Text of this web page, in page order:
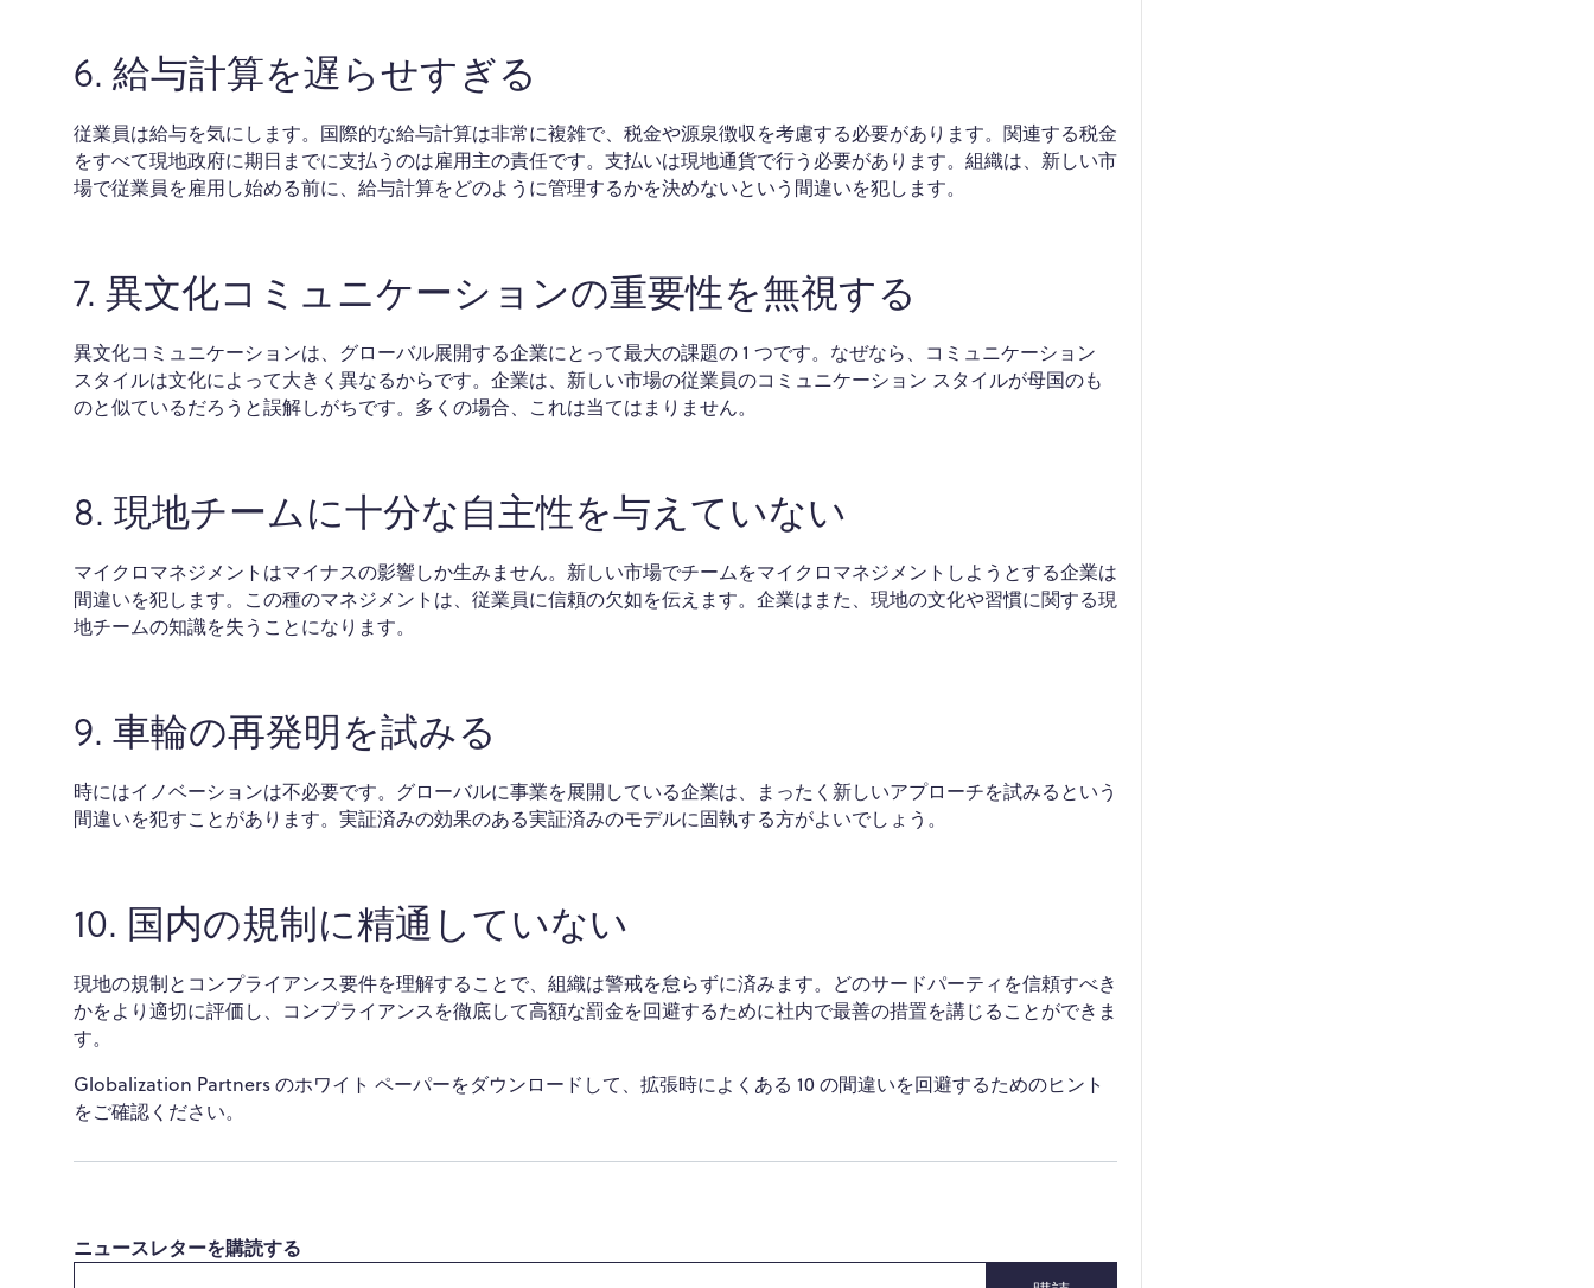
6. 給与計算を遅らせすぎる
従業員は給与を気にします。国際的な給与計算は非常に複雑で、税金や源泉徴収を考慮する必要があります。関連する税金
をすべて現地政府に期日までに支払うのは雇用主の責任です。支払いは現地通貨で行う必要があります。組織は、新しい市
場で従業員を雇用し始める前に、給与計算をどのように管理するかを決めないという間違いを犯します。
7. 異文化コミュニケーションの重要性を無視する
異文化コミュニケーションは、グローバル展開する企業にとって最大の課題の 1 つです。なぜなら、コミュニケーション
スタイルは文化によって大きく異なるからです。企業は、新しい市場の従業員のコミュニケーション スタイルが母国のも
のと似ているだろうと誤解しがちです。多くの場合、これは当てはまりません。
8. 現地チームに十分な自主性を与えていない
マイクロマネジメントはマイナスの影響しか生みません。新しい市場でチームをマイクロマネジメントしようとする企業は
間違いを犯します。この種のマネジメントは、従業員に信頼の欠如を伝えます。企業はまた、現地の文化や習慣に関する現
地チームの知識を失うことになります。
9. 車輪の再発明を試みる
時にはイノベーションは不必要です。グローバルに事業を展開している企業は、まったく新しいアプローチを試みるという
間違いを犯すことがあります。実証済みの効果のある実証済みのモデルに固執する方がよいでしょう。
10. 国内の規制に精通していない
現地の規制とコンプライアンス要件を理解することで、組織は警戒を怠らずに済みます。どのサードパーティを信頼すべき
かをより適切に評価し、コンプライアンスを徹底して高額な罰金を回避するために社内で最善の措置を講じることができま
す。
Globalization Partners のホワイト ペーパーをダウンロードして、拡張時によくある 10 の間違いを回避するためのヒント
をご確認ください。
ニュースレターを購読する